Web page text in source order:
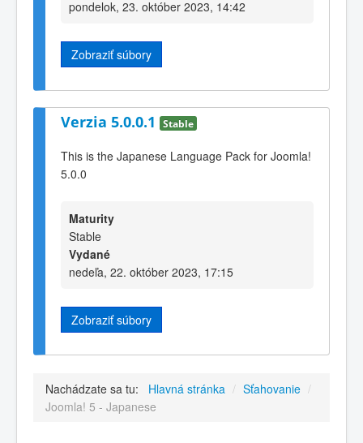
pondelok, 23. október 2023, 14:42
Zobraziť súbory
Verzia 5.0.0.1 Stable
This is the Japanese Language Pack for Joomla!
5.0.0
Maturity
Stable
Vydané
nedeľa, 22. október 2023, 17:15
Zobraziť súbory
Nachádzate sa tu: Hlavná stránka / Sťahovanie /
Joomla! 5 - Japanese